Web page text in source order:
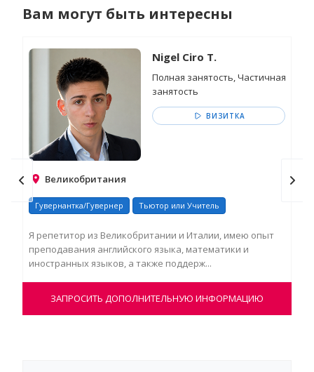
Вам могут быть интересны
Nigel Ciro T.
Полная занятость, Частичная
занятость
ВИЗИТКА
Великобритания
Гувернантка/Гувернер Тьютор или Учитель
Я репетитор из Великобритании и Италии, имею опыт
преподавания английского языка, математики и
иностранных языков, а также поддерж...
ЗАПРОСИТЬ ДОПОЛНИТЕЛЬНУЮ ИНФОРМАЦИЮ